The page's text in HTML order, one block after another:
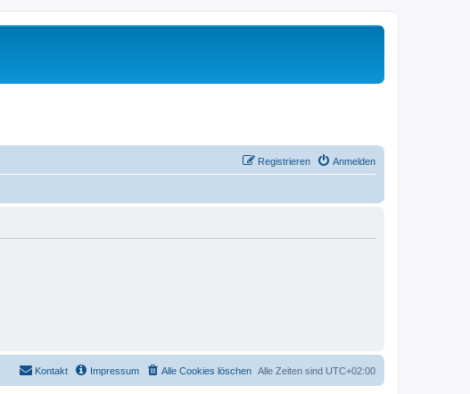
Anmelden
Registrieren
Alle Zeiten sind UTC+02:00
Alle Cookies löschen
Impressum
Kontakt